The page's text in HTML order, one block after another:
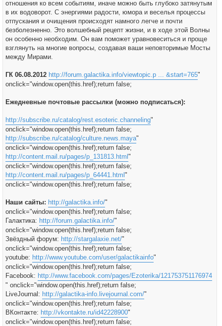
отношения ко всем событиям, иначе можно быть глубоко затянутым
в их водоворот. С энергиями радости, юмора и веселья процессы
отпускания и очищения происходят намного легче и почти
безболезненно. Это волшебный рецепт жизни, и в ходе этой Волны
он особенно необходим. Он вам поможет уравновеситься и проще
взглянуть на многие вопросы, создавая ваши неповторимые Мосты
между Мирами.
ГК 06.08.2012 http://forum.galactika.info/viewtopic.p ... &start=765"
onclick="window.open(this.href);return false;
Ежедневные почтовые рассылки (можно подписаться):
http://subscribe.ru/catalog/rest.esoteric.channeling"
onclick="window.open(this.href);return false;
http://subscribe.ru/catalog/culture.news.maya"
onclick="window.open(this.href);return false;
http://content.mail.ru/pages/p_131813.html "
onclick="window.open(this.href);return false;
http://content.mail.ru/pages/p_64441.html "
onclick="window.open(this.href);return false;
Наши сайты: http://galactika.info/"
onclick="window.open(this.href);return false;
Галактика: http://forum.galactika.info/"
onclick="window.open(this.href);return false;
Звёздный форум: http://stargalaxie.net/"
onclick="window.open(this.href);return false;
youtube: http://www.youtube.com/user/galactikainfo"
onclick="window.open(this.href);return false;
Facebook: http://www.facebook.com/pages/Ezoterika/121753751176974
" onclick="window.open(this.href);return false;
LiveJournal: http://galactika-info.livejournal.com/"
onclick="window.open(this.href);return false;
ВКонтакте: http://vkontakte.ru/id42228900"
onclick="window.open(this.href);return false;